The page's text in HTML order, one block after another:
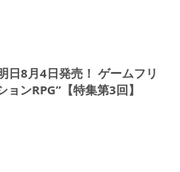
8月4日発売！ ゲームフリ
ンRPG”【特集第3回】